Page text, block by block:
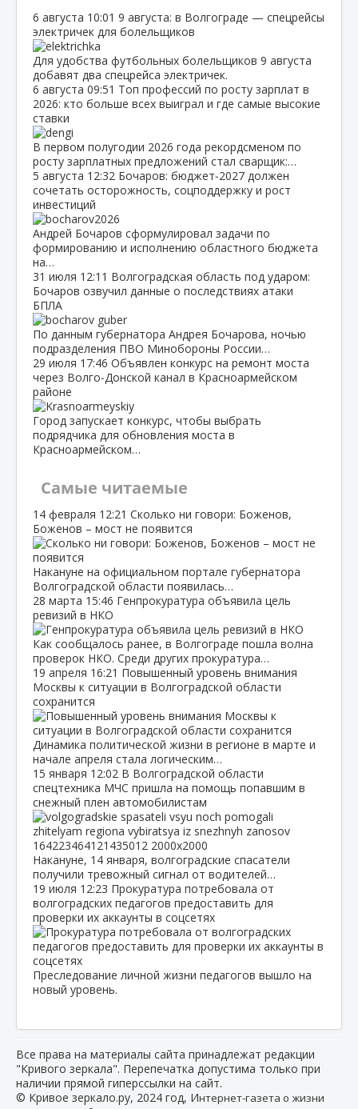
6 августа 10:01 9 августа: в Волгограде — спецрейсы
электричек для болельщиков
Для удобства футбольных болельщиков 9 августа
добавят два спецрейса электричек.
6 августа 09:51 Топ профессий по росту зарплат в
2026: кто больше всех выиграл и где самые высокие
ставки
В первом полугодии 2026 года рекордсменом по
росту зарплатных предложений стал сварщик:…
5 августа 12:32 Бочаров: бюджет‑2027 должен
сочетать осторожность, соцподдержку и рост
инвестиций
Андрей Бочаров сформулировал задачи по
формированию и исполнению областного бюджета
на…
31 июля 12:11 Волгоградская область под ударом:
Бочаров озвучил данные о последствиях атаки
БПЛА
По данным губернатора Андрея Бочарова, ночью
подразделения ПВО Минобороны России…
29 июля 17:46 Объявлен конкурс на ремонт моста
через Волго‑Донской канал в Красноармейском
районе
Город запускает конкурс, чтобы выбрать
подрядчика для обновления моста в
Красноармейском…
Самые читаемые
14 февраля 12:21 Сколько ни говори: Боженов,
Боженов – мост не появится
Накануне на официальном портале губернатора
Волгоградской области появилась…
28 марта 15:46 Генпрокуратура объявила цель
ревизий в НКО
Как сообщалось ранее, в Волгограде пошла волна
проверок НКО. Среди других прокуратура…
19 апреля 16:21 Повышенный уровень внимания
Москвы к ситуации в Волгоградской области
сохранится
Динамика политической жизни в регионе в марте и
начале апреля стала логическим…
15 января 12:02 В Волгоградской области
спецтехника МЧС пришла на помощь попавшим в
снежный плен автомобилистам
Накануне, 14 января, волгоградские спасатели
получили тревожный сигнал от водителей…
19 июля 12:23 Прокуратура потребовала от
волгоградских педагогов предоставить для
проверки их аккаунты в соцсетях
Преследование личной жизни педагогов вышло на
новый уровень.
Все права на материалы сайта принадлежат редакции
"Кривого зеркала". Перепечатка допустима только при
наличии прямой гиперссылки на сайт.
© Кривое зеркало.ру, 2024 год, Интернет-газета о жизни